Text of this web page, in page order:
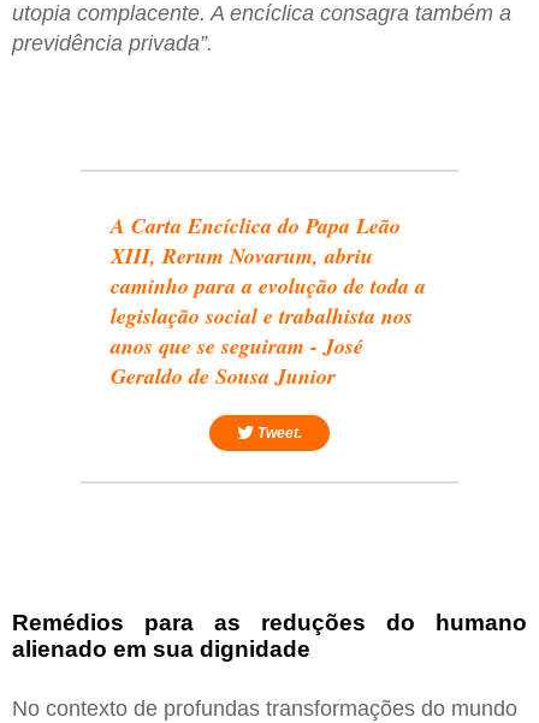
utopia complacente. A encíclica consagra também a
previdência privada”.
A Carta Encíclica do Papa Leão
XIII, Rerum Novarum, abriu
caminho para a evolução de toda a
legislação social e trabalhista nos
anos que se seguiram - José
Geraldo de Sousa Junior
Tweet.
Remédios para as reduções do humano
alienado em sua dignidade
No contexto de profundas transformações do mundo